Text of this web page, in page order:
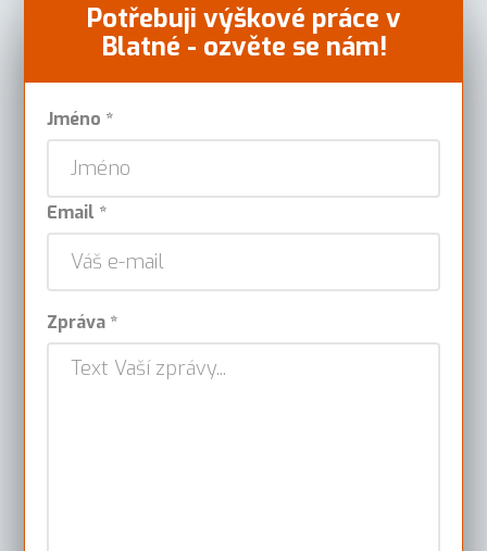
Potřebuji výškové práce v
Blatné - ozvěte se nám!
Jméno *
Email *
Zpráva *